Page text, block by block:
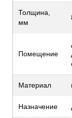
Толщина,
мм
Помещение
Материал
Назначение